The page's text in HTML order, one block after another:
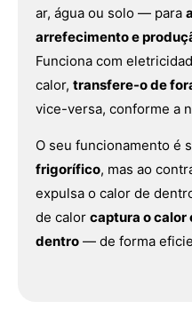
ar, água ou solo — para
arrefecimento e
Funciona com
calor, transfere-o de
vice-versa, conforme a
O seu funcionamento é
frigorífico, mas ao
expulsa o calor de
de calor captura o calor
dentro — de forma